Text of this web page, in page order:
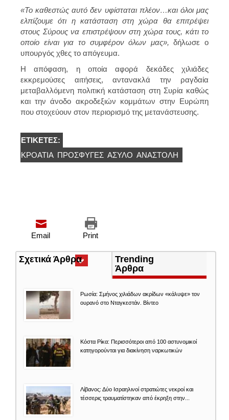
«Το καθεστώς αυτό δεν υφίσταται πλέον…και όλοι μας
ελπίζουμε ότι η κατάσταση στη χώρα θα επιτρέψει
στους Σύρους να επιστρέψουν στη χώρα τους, κάτι το
οποίο είναι για το συμφέρον όλων μας», δήλωσε ο
υπουργός χθες το απόγευμα.
Η απόφαση, η οποία αφορά δεκάδες χιλιάδες
εκκρεμούσες αιτήσεις, αντανακλά την ραγδαία
μεταβαλλόμενη πολιτική κατάσταση στη Συρία καθώς
και την άνοδο ακροδεξιών κομμάτων στην Ευρώπη
που στοχεύουν στον περιορισμό της μετανάστευσης.
ΕΤΙΚΈΤΕΣ:
ΚΡΟΑΤΙΑ ΠΡΌΣΦΥΓΕΣ ΑΣΥΛΟ ΑΝΑΣΤΟΛΉ
Print
Email
Σχετικά Άρθρα(ενεργή
καρτέλα)
Trending
Άρθρα
Ρωσία: Σμήνος χιλιάδων ακρίδων «κάλυψε» τον
ουρανό στο Νταγκεστάν. Βίντεο
Κόστα Ρίκα: Περισσότεροι από 100 αστυνομικοί
κατηγορούνται για διακίνηση ναρκωτικών
Λίβανος: Δύο Ισραηλινοί στρατιώτες νεκροί και
τέσσερις τραυματίστηκαν από έκρηξη στην...